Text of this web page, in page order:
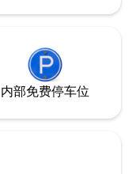
内部免费停车位